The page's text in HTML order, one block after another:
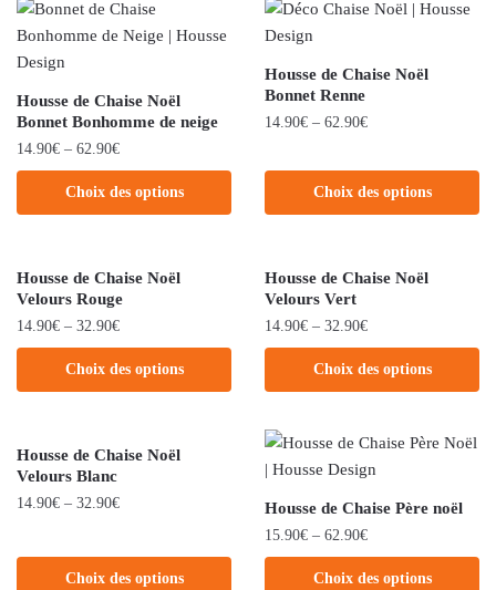
Housse de Chaise Noël
Bonnet Bonhomme de neige
14.90€ – 62.90€
Choix des options
Housse de Chaise Noël
Bonnet Renne
14.90€ – 62.90€
Choix des options
Housse de Chaise Noël
Velours Rouge
14.90€ – 32.90€
Choix des options
Housse de Chaise Noël
Velours Vert
14.90€ – 32.90€
Choix des options
Housse de Chaise Noël
Velours Blanc
14.90€ – 32.90€
Choix des options
Housse de Chaise Père noël
15.90€ – 62.90€
Choix des options